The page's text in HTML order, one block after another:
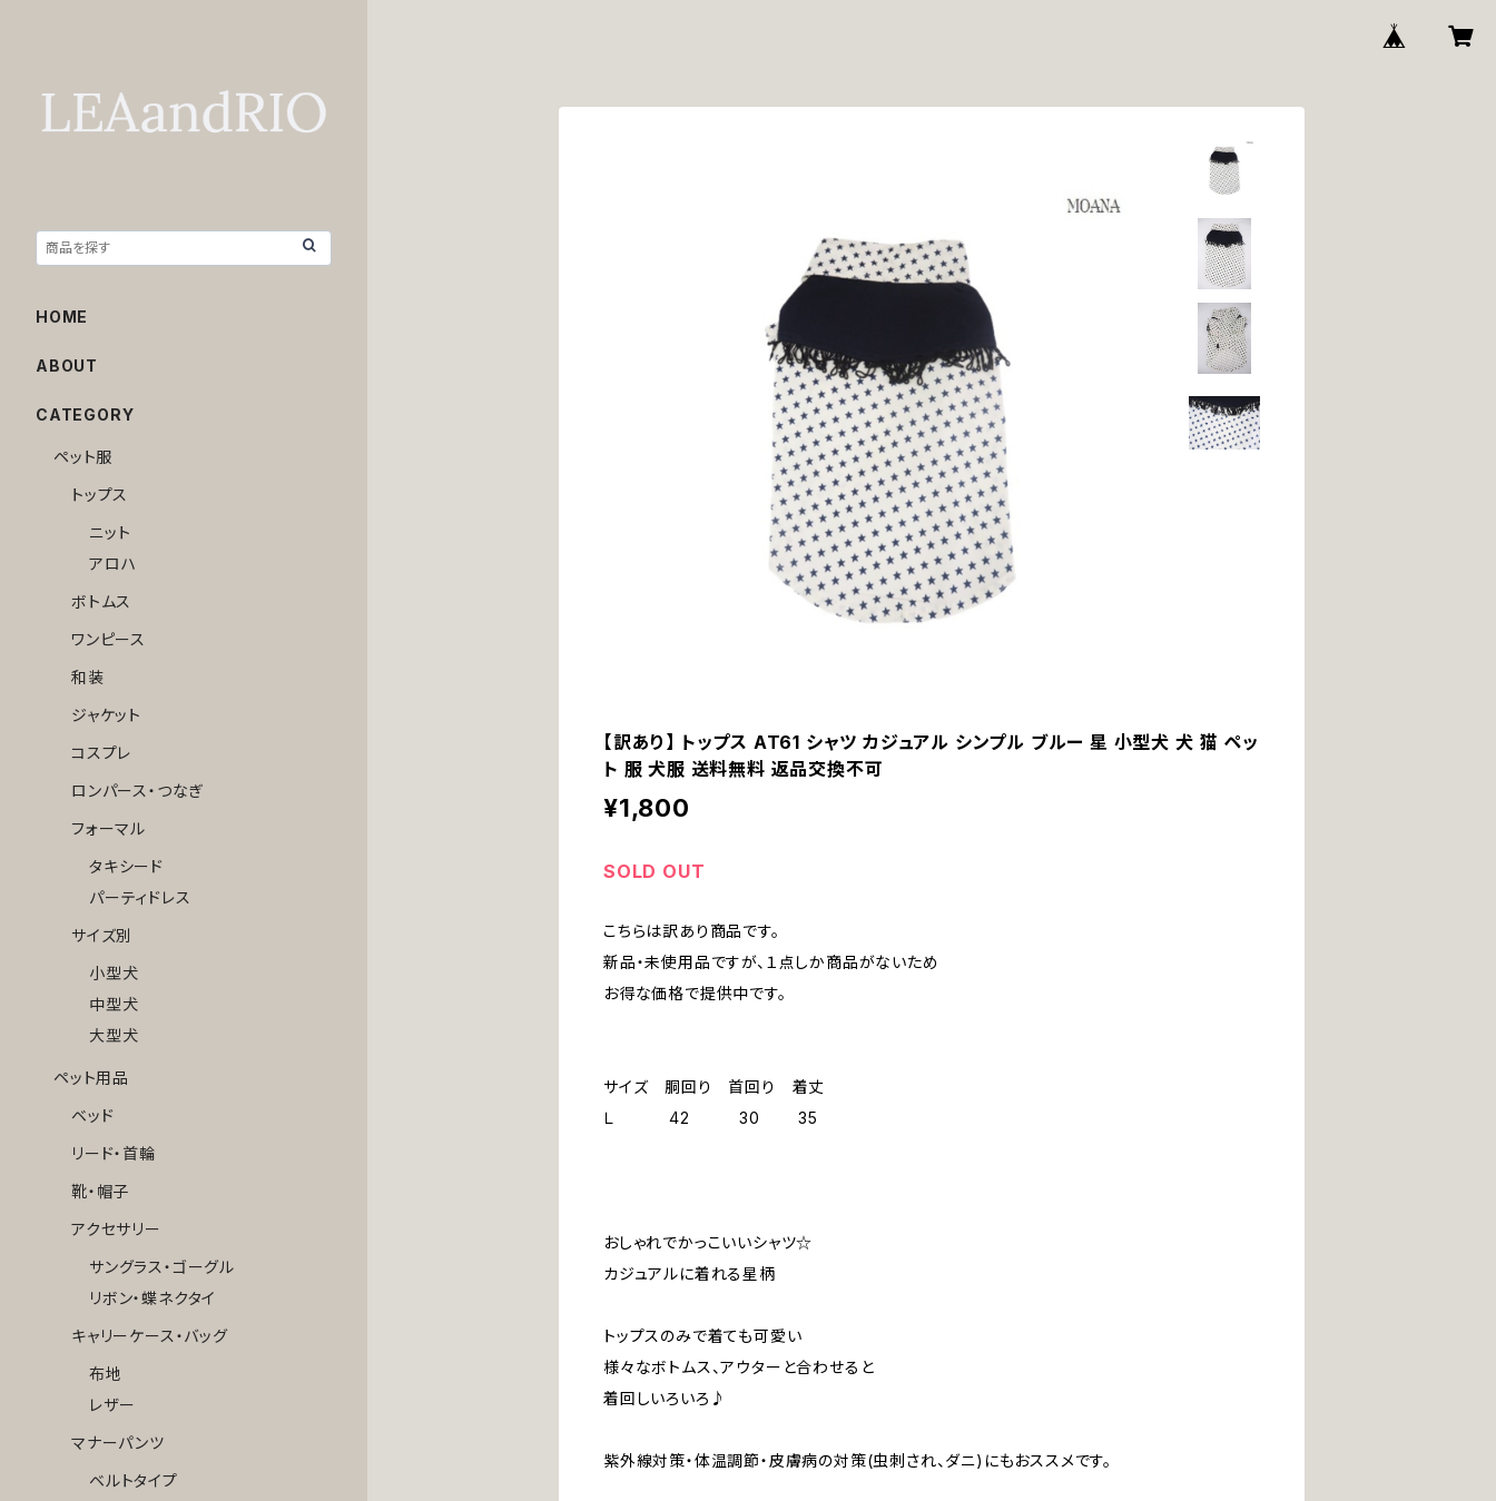
【訳あり】 トップス AT61 シャツ カジュアル シンプル ブルー 星 小型犬 犬 猫 ペッ
ト 服 犬服 送料無料 返品交換不可
¥1,800
SOLD OUT
こちらは訳あり商品です。
新品・未使用品ですが、１点しか商品がないため
お得な価格で提供中です。
サイズ 胴回り 首回り 着丈
Ｌ 42 30 35
おしゃれでかっこいいシャツ☆
カジュアルに着れる星柄
トップスのみで着ても可愛い
様々なボトムス、アウターと合わせると
着回しいろいろ♪
紫外線対策・体温調節・皮膚病の対策(虫刺され、ダニ)にもおススメです。
HOME
ABOUT
CATEGORY
ペット服
トップス
ニット
アロハ
ボトムス
ワンピース
和装
ジャケット
コスプレ
ロンパース・つなぎ
フォーマル
タキシード
パーティドレス
サイズ別
小型犬
中型犬
大型犬
ペット用品
ベッド
リード・首輪
靴・帽子
アクセサリー
サングラス・ゴーグル
リボン・蝶ネクタイ
キャリーケース・バッグ
布地
レザー
マナーパンツ
ベルトタイプ